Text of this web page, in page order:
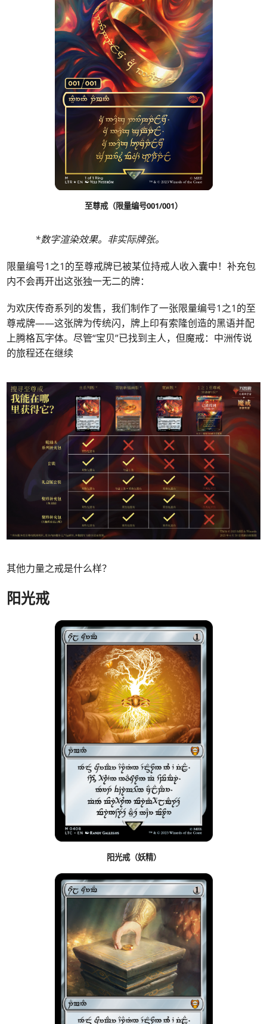
至尊戒（限量编号001/001）
*数字渲染效果。非实际牌张。
限量编号1之1的至尊戒牌已被某位持戒人收入囊中！补充包
内不会再开出这张独一无二的牌：
为欢庆传奇系列的发售，我们制作了一张限量编号1之1的至
尊戒牌——这张牌为传统闪，牌上印有索隆创造的黑语并配
上腾格瓦字体。尽管“宝贝”已找到主人，但魔戒：中洲传说
的旅程还在继续
其他力量之戒是什么样？
阳光戒
阳光戒（妖精）